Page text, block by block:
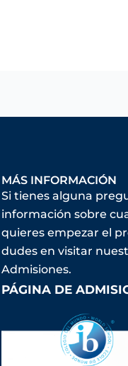
MÁS INFORMACIÓN
Si tienes alguna
información sobre
quieres empezar el
dudes en visitar
Admisiones.
PÁGINA DE